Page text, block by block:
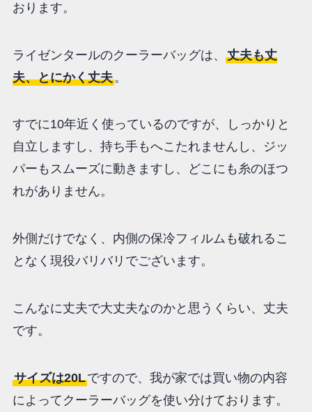
おります。
ライゼンタールのクーラーバッグは、 丈夫も丈
夫、とにかく丈夫。
すでに10年近く使っているのですが、しっかりと
自立しますし、持ち手もへこたれませんし、ジッ
パーもスムーズに動きますし、どこにも糸のほつ
れがありません。
外側だけでなく、内側の保冷フィルムも破れるこ
となく現役バリバリでございます。
こんなに丈夫で大丈夫なのかと思うくらい、丈夫
です。
サイズは20Lですので、我が家では買い物の内容
によってクーラーバッグを使い分けております。